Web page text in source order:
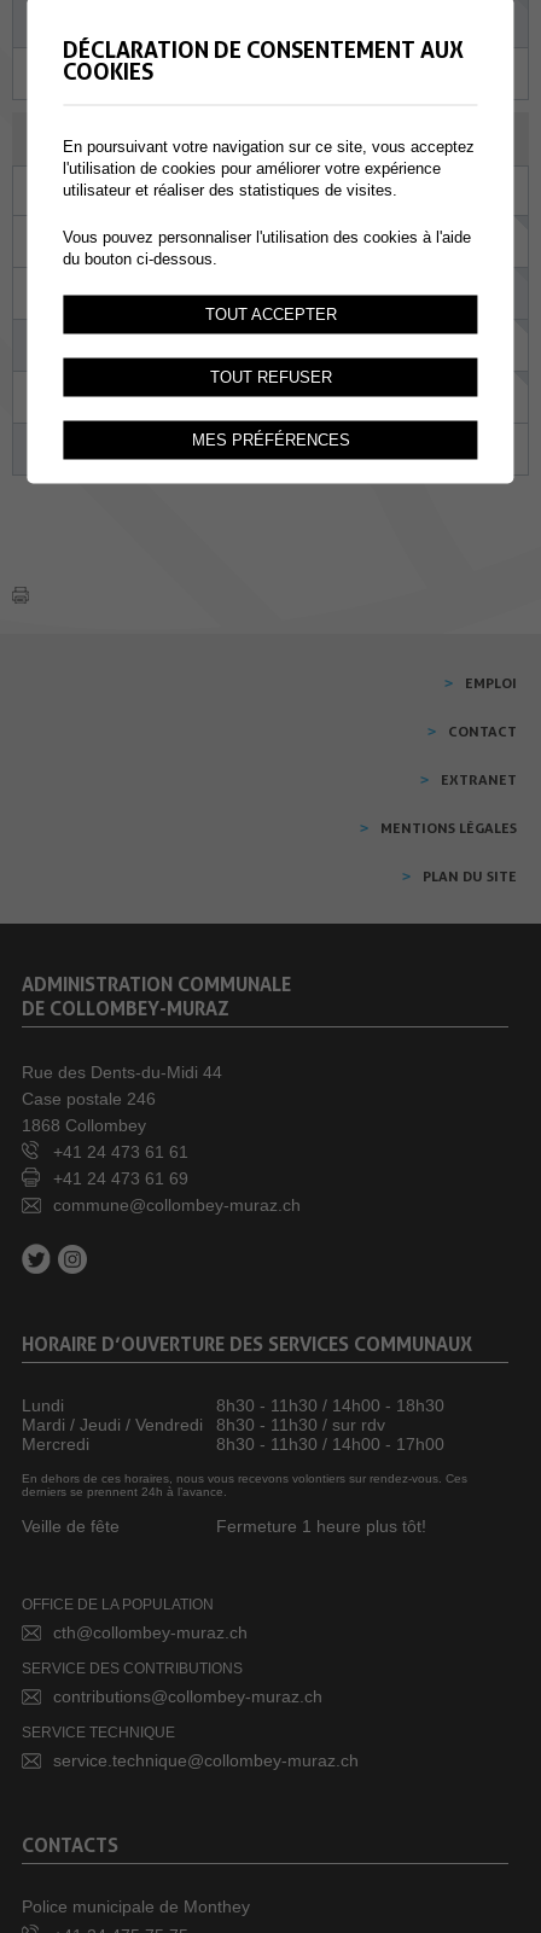
01
SEPTEMBRE 2026
Ma Me Je Ve
01 02 03 04 05
08 09 10 11 12
22 23 24 25 26
30 01 02
EMPLOI
CONTACT
EXTRANET
MENTIONS LÉGALES
PLAN DU SITE
ADMINISTRATION COMMUNALE
DE COLLOMBEY-MURAZ
Rue des Dents-du-Midi 44
Case postale 246
1868 Collombey
+41 24 473 61 61
+41 24 473 61 69
commune@collombey-muraz.ch
HORAIRE D’OUVERTURE DES SERVICES COMMUNAUX
Lundi
8h30 - 11h30 / 14h00 - 18h30
Mardi / Jeudi / Vendredi
8h30 - 11h30 / sur rdv
Mercredi
8h30 - 11h30 / 14h00 - 17h00
En dehors de ces horaires, nous vous recevons volontiers sur rendez-vous. Ces
derniers se prennent 24h à l’avance.
Veille de fête Fermeture 1 heure plus tôt!
OFFICE DE LA POPULATION
cth@collombey-muraz.ch
SERVICE DES CONTRIBUTIONS
contributions@collombey-muraz.ch
SERVICE TECHNIQUE
service.technique@collombey-muraz.ch
CONTACTS
Police municipale de Monthey
DÉCLARATION DE CONSENTEMENT AUX
COOKIES
En poursuivant votre navigation sur ce site, vous acceptez
l'utilisation de cookies pour améliorer votre expérience
utilisateur et réaliser des statistiques de visites.
Vous pouvez personnaliser l'utilisation des cookies à l'aide
du bouton ci-dessous.
TOUT ACCEPTER
TOUT REFUSER
MES PRÉFÉRENCES